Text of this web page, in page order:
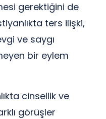
gerektiğini de
ters ilişki,
ve saygı
bir eylem
cinsellik ve
görüşler